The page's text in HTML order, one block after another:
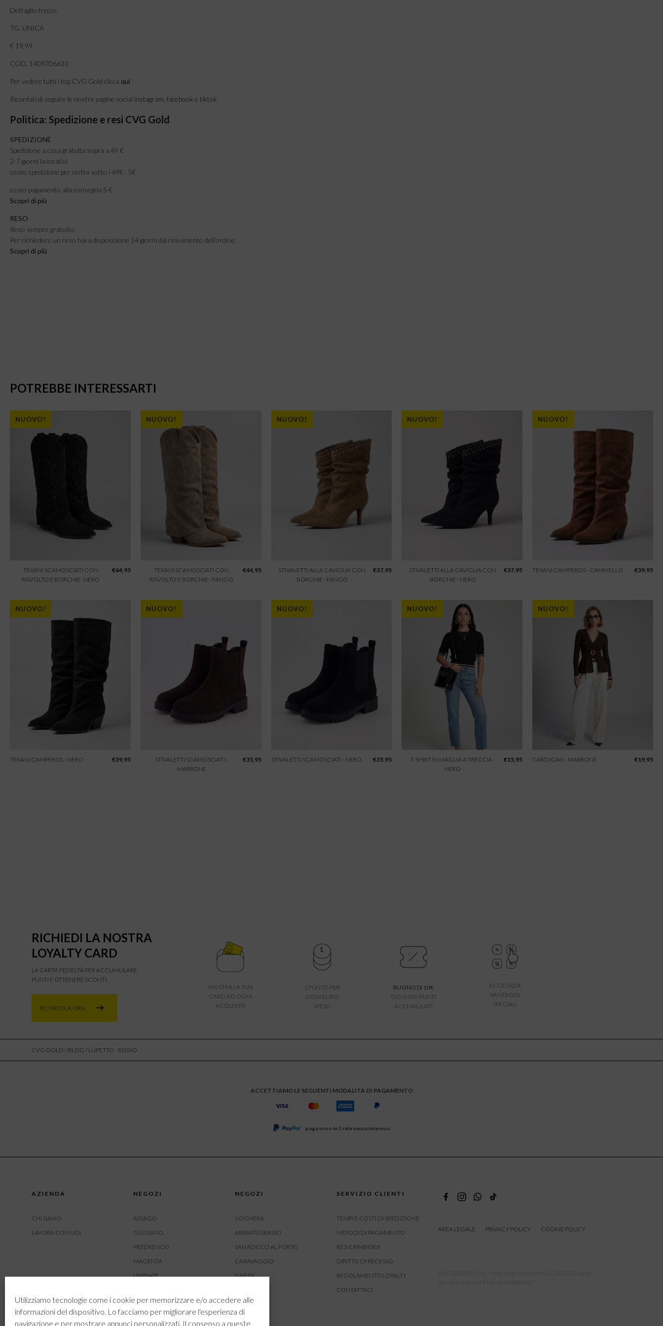
Utilizziamo tecnologie come i cookie per memorizzare e/o accedere alle
informazioni del dispositivo. Lo facciamo per migliorare l'esperienza di
navigazione e per mostrare annunci personalizzati. Il consenso a queste
Dettaglio trecce.
TG. UNICA
€ 19,99
COD. 1408706631
Per vedere tutti i top CVG Gold clicca qui
Ricordati di seguire le nostre pagine social instagram, facebook e tiktok
Politica: Spedizione e resi CVG Gold
SPEDIZIONE
Spedizione a casa gratuita sopra a 49 €
2-7 giorni lavorativi
costo spedizione per ordini sotto i 49€ : 5€
costo pagamento alla consegna 5 €
Scopri di più
RESO
Reso sempre gratuito.
Per richiedere un reso hai a disposizione 14 giorni dal ricevimento dell’ordine.
Scopri di più
POTREBBE INTERESSARTI
NUOVO!
TEXANI SCAMOSCIATI CON
RISVOLTO E BORCHIE -NERO
€44,95
NUOVO!
TEXANI SCAMOSCIATI CON
RISVOLTO E BORCHIE - FANGO
€44,95
NUOVO!
STIVALETTI ALLA CAVIGLIA CON
BORCHIE - FANGO
€37,95
NUOVO!
STIVALETTI ALLA CAVIGLIA CON
BORCHIE - NERO
€37,95
NUOVO!
TEXANI CAMPEROS - CAMMELLO €39,95
NUOVO!
TEXANI CAMPEROS - NERO €39,95
NUOVO!
STIVALETTI SCAMOSCIATI -
MARRONE
€35,95
NUOVO!
STIVALETTI SCAMOSCIATI - NERO €35,95
NUOVO!
T-SHIRT IN MAGLIA A TRECCIA -
NERO
€15,95
NUOVO!
CARDIGAN - MARRONE €19,95
RICHIEDI LA NOSTRA
LOYALTY CARD
LA CARTA FEDELTÀ PER ACCUMULARE
PUNTI E OTTENERE SCONTI.
RICHIEDILA ORA
MOSTRA LA TUA
CARD AD OGNI
ACQUISTO
1 PUNTO PER
OGNI EURO
SPESO
BUONO DI 10€
OGNI 300 PUNTI
ACCUMULATI
ACCESSO A
VANTAGGI
SPECIALI
CVG GOLD / BLOG / LUPETTO - ROSSO
ACCETTIAMO LE SEGUENTI MODALITÀ DI PAGAMENTO
paga ora o in 3 rate senza interessi
AZIENDA
CHI SIAMO
LAVORA CON NOI
NEGOZI
ASSAGO
GIUSSANO
PREDRENGO
MAGENTA
LIMBIATE
BUSNAGO
NEGOZI
VOGHERA
ABBIATEGRASSO
SAN ROCCO AL PORTO
CARAVAGGIO
GHEDI
CREMONA
SERVIZIO CLIENTI
TEMPI E COSTI DI SPEDIZIONE
METODI DI PAGAMENTO
RESI E RIMBORSI
DIRITTO DI RECESSO
REGOLAMENTO LOYALTY
CONTATTACI
AREA LEGALE PRIVACY POLICY COOKIE POLICY